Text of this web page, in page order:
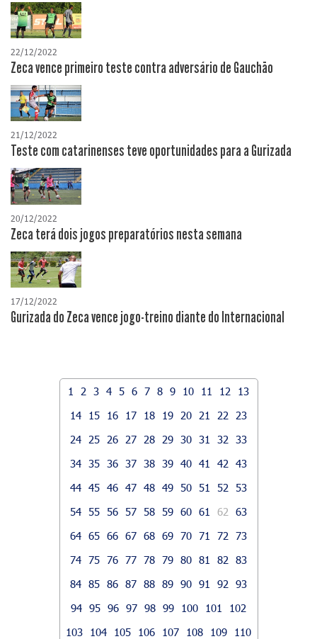
22/12/2022
Zeca vence primeiro teste contra adversário de Gauchão
21/12/2022
Teste com catarinenses teve oportunidades para a Gurizada
20/12/2022
Zeca terá dois jogos preparatórios nesta semana
17/12/2022
Gurizada do Zeca vence jogo-treino diante do Internacional
1 2 3 4 5 6 7 8 9 10 11 12
13
14
15 16 17 18 19 20 21 22
23
24
25 26 27 28 29 30 31 32
33
34 35 36 37 38 39 40 41 42
43
44 45 46 47 48 49 50 51 52
53
54 55 56 57 58 59 60 61 62
63
64 65 66 67 68 69 70 71 72
73
74 75 76 77 78 79 80 81 82
83
84 85 86 87 88 89 90 91 92
93
94 95 96 97 98 99 100 101
102
103
104 105 106 107 108 109
110